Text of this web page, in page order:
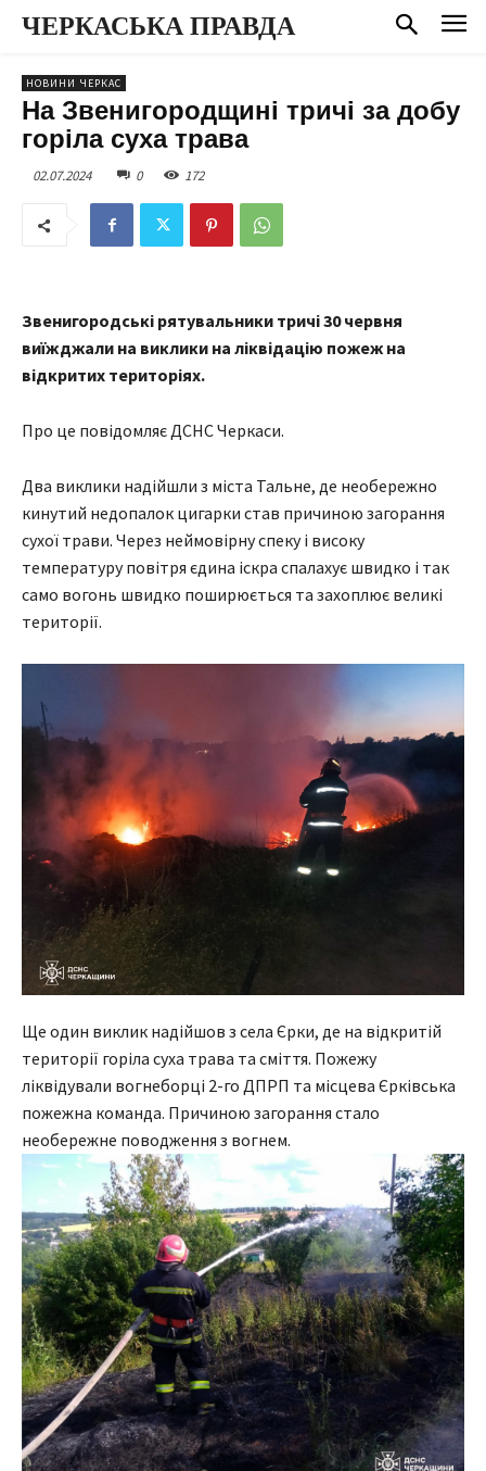
ЧЕРКАСЬКА ПРАВДА
НОВИНИ ЧЕРКАС
На Звенигородщині тричі за добу
горіла суха трава
02.07.2024 0 172
Звенигородські рятувальники тричі 30 червня
виїжджали на виклики на ліквідацію пожеж на
відкритих територіях.
Про це повідомляє ДСНС Черкаси.
Два виклики надійшли з міста Тальне, де необережно
кинутий недопалок цигарки став причиною загорання
сухої трави. Через неймовірну спеку і високу
температуру повітря єдина іскра спалахує швидко і так
само вогонь швидко поширюється та захоплює великі
території.
Ще один виклик надійшов з села Єрки, де на відкритій
території горіла суха трава та сміття. Пожежу
ліквідували вогнеборці 2-го ДПРП та місцева Єрківська
пожежна команда. Причиною загорання стало
необережне поводження з вогнем.